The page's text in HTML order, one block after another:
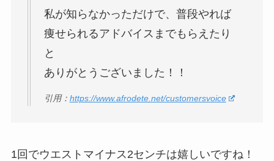
私が知らなかっただけで、普段やれば
痩せられるアドバイスまでもらえたり
と
ありがとうございました！！
引用： https://www.afrodete.net/customersvoice
1回でウエストマイナス2センチは嬉しいですね！